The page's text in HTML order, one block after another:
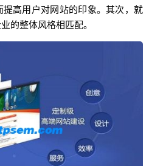
高用户对网站的印象。其次，就
的整体风格相匹配。